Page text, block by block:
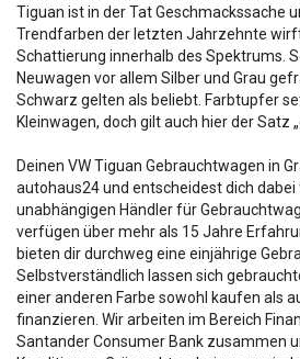
Tiguan ist in der Tat Geschmackssache
Trendfarben der letzten Jahrzehnte
Schattierung innerhalb des Spektrums.
Neuwagen vor allem Silber und Grau
Schwarz gelten als beliebt. Farbtupfer
Kleinwagen, doch gilt auch hier der Satz
Deinen VW Tiguan Gebrauchtwagen in
autohaus24 und entscheidest dich
unabhängigen Händler für
verfügen über mehr als 15 Jahre
bieten dir durchweg eine einjährige
Selbstverständlich lassen sich
einer anderen Farbe sowohl kaufen als
finanzieren. Wir arbeiten im Bereich
Santander Consumer Bank zusammen